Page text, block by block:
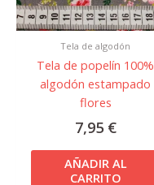
Tela de algodón
Tela de popelín 100%
algodón estampado
flores
7,95 €
AÑADIR AL
CARRITO